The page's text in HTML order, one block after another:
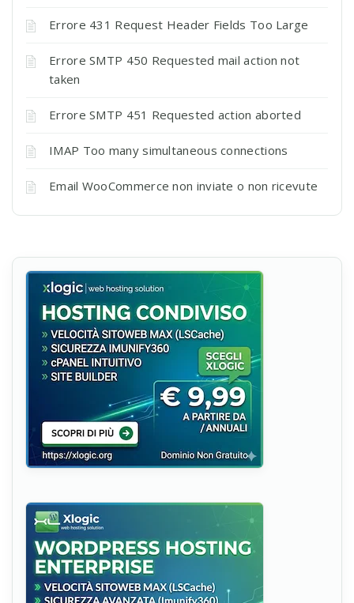
Errore 431 Request Header Fields Too Large
Errore SMTP 450 Requested mail action not
taken
Errore SMTP 451 Requested action aborted
IMAP Too many simultaneous connections
Email WooCommerce non inviate o non ricevute